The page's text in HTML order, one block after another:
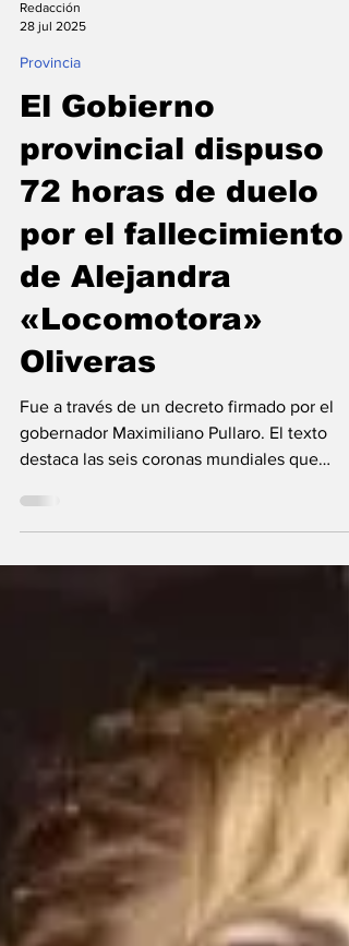
Redacción
Provincia
El Gobierno
provincial dispuso
72 horas de duelo
por el fallecimiento
de Alejandra
«Locomotora»
Oliveras
Fue a través de un decreto firmado por el
gobernador Maximiliano Pullaro. El texto